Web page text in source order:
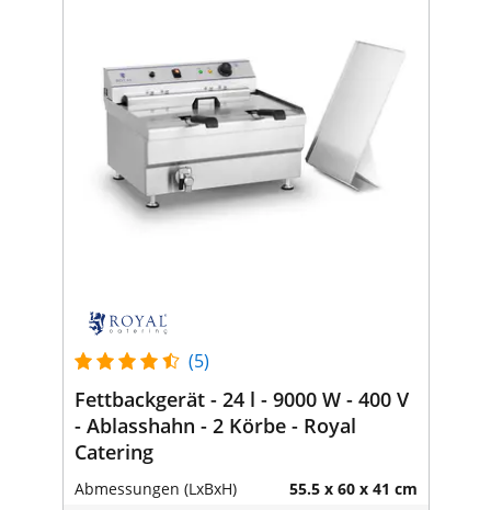
(5)
Fettbackgerät - 24 l - 9000 W - 400 V
- Ablasshahn - 2 Körbe - Royal
Catering
Abmessungen (LxBxH) 55.5 x 60 x 41 cm